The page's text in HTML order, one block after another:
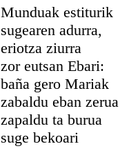
Munduak estiturik
sugearen adurra,
eriotza ziurra
zor eutsan Ebari:
baña gero Mariak
zabaldu eban zerua
zapaldu ta burua
suge bekoari